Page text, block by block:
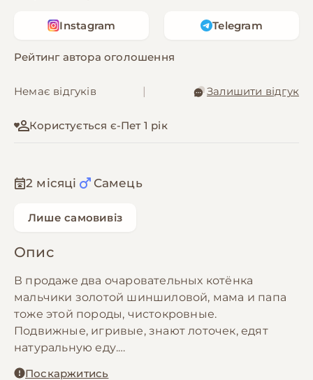
Instagram Telegram
Рейтинг автора оголошення
Немає відгуків Залишити відгук
Користується є-Пет 1 рік
2 місяці Самець
Лише самовивіз
Опис
В продаже два очаровательных котёнка
мальчики золотой шиншиловой, мама и папа
тоже этой породы, чистокровные.
Подвижные, игривые, знают лоточек, едят
натуральную еду.
Поскаржитись